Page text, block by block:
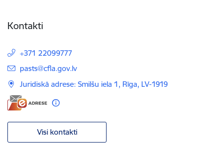
Kontakti
+371 22099777
E-pasts:
pasts@cfla.gov.lv
Juridiskā adrese: Smilšu iela 1, Rīga, LV-1919
Visi kontakti